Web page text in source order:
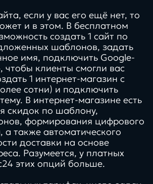
если у вас его ещё нет, то
и в этом. В бесплатном
создать 1 сайт по
шаблонов, задать
имя, подключить Google-
чтобы клиенты смогли вас
1 интернет-магазин с
сотни) и подключить
В интернет-магазине есть
скидок по шаблону,
формирования цифрового
а также автоматического
доставки на основе
Разумеется, у платных
этих опций больше.